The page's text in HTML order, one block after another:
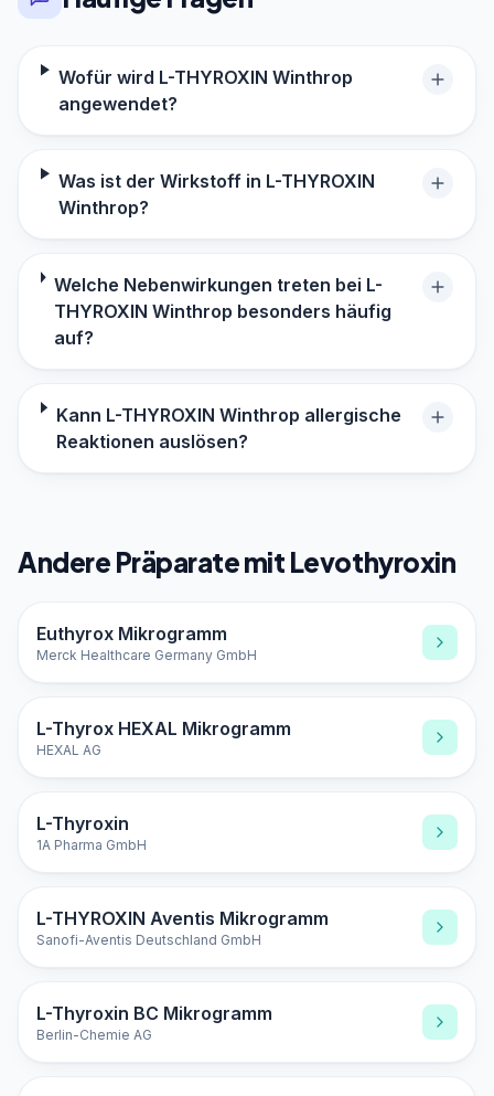
Wofür wird L-THYROXIN Winthrop
angewendet?
Was ist der Wirkstoff in L-THYROXIN
Winthrop?
Welche Nebenwirkungen treten bei L-
THYROXIN Winthrop besonders häufig
auf?
Kann L-THYROXIN Winthrop allergische
Reaktionen auslösen?
Andere Präparate mit Levothyroxin
Euthyrox Mikrogramm
Merck Healthcare Germany GmbH
L-Thyrox HEXAL Mikrogramm
HEXAL AG
L-Thyroxin
1A Pharma GmbH
L-THYROXIN Aventis Mikrogramm
Sanofi-Aventis Deutschland GmbH
L-Thyroxin BC Mikrogramm
Berlin-Chemie AG